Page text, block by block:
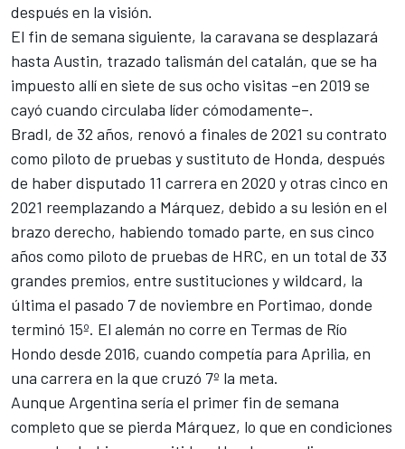
después en la visión.
El fin de semana siguiente, la caravana se desplazará
hasta Austin, trazado talismán del catalán, que se ha
impuesto allí en siete de sus ocho visitas –en 2019 se
cayó cuando circulaba líder cómodamente–.
Bradl, de 32 años, renovó a finales de 2021 su contrato
como piloto de pruebas y sustituto de Honda, después
de haber disputado 11 carrera en 2020 y otras cinco en
2021 reemplazando a Márquez, debido a su lesión en el
brazo derecho, habiendo tomado parte, en sus cinco
años como piloto de pruebas de HRC, en un total de 33
grandes premios, entre sustituciones y wildcard, la
última el pasado 7 de noviembre en Portimao, donde
terminó 15º. El alemán no corre en Termas de Río
Hondo desde 2016, cuando competía para Aprilia, en
una carrera en la que cruzó 7º la meta.
Aunque Argentina sería el primer fin de semana
completo que se pierda Márquez, lo que en condiciones